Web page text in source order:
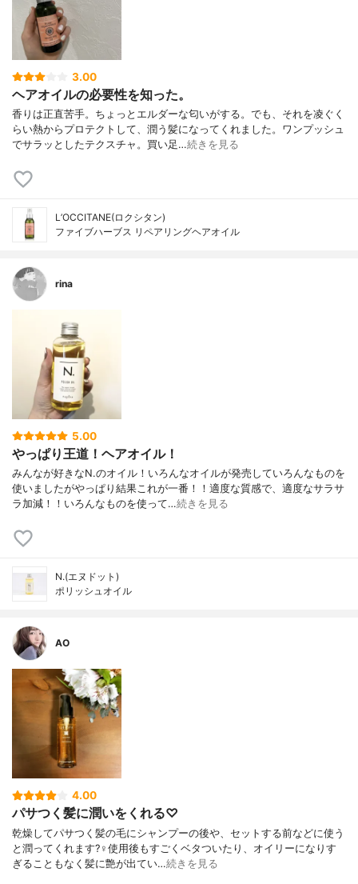
3.00
ヘアオイルの必要性を知った。
香りは正直苦手。ちょっとエルダーな匂いがする。でも、それを凌ぐく
らい熱からプロテクトして、潤う髪になってくれました。ワンプッシュ
でサラッとしたテクスチャ。買い足…続きを見る
L’OCCITANE(ロクシタン)
ファイブハーブス リペアリングヘアオイル
rina
5.00
やっぱり王道！ヘアオイル！
みんなが好きなN.のオイル！いろんなオイルが発売していろんなものを
使いましたがやっぱり結果これが一番！！適度な質感で、適度なサラサ
ラ加減！！いろんなものを使って…続きを見る
N.(エヌドット)
ポリッシュオイル
AO
4.00
パサつく髪に潤いをくれる♡
乾燥してパサつく髪の毛にシャンプーの後や、セットする前などに使う
と潤ってくれます?‍♀️使用後もすごくベタついたり、オイリーになりす
ぎることもなく髪に艶が出てい…続きを見る